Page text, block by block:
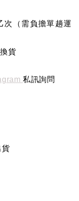
次（需負擔單趟運
貨
私訊詢問
貨